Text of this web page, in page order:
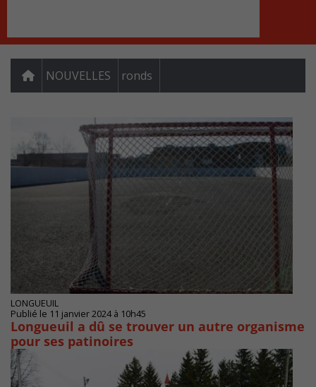
NOUVELLES ronds
LONGUEUIL
Publié le 11 janvier 2024 à 10h45
Longueuil a dû se trouver un autre organisme
pour ses patinoires